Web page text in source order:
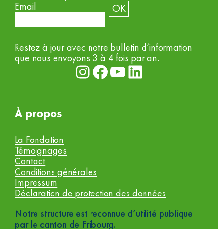
Email
Restez à jour avec notre bulletin d’information
que nous envoyons 3 à 4 fois par an.
Instagram Facebook YouTube LinkedIn
À propos
La Fondation
Témoignages
Contact
Conditions générales
Impressum
Déclaration de protection des données
Notre structure est reconnue d’utilité publique
par le canton de Fribourg.